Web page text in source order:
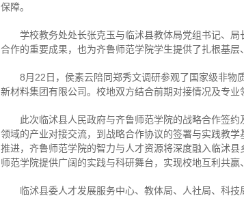
保障。
学校教务处处长张克玉与临沭县教体局党组书记、
合作的重要成果，也为齐鲁师范学院学生提供了扎根基层
8月22日，侯素云陪同郑秀文调研参观了国家级非物
新材料集团有限公司。校地双方结合前期对接情况及专
此次临沭县人民政府与齐鲁师范学院的战略合作签
领域的产业对接交流，到战略合作协议的签署与实践教学
推进，齐鲁师范学院的智力与人才资源将深度融入临沭
师范学院提供广阔的实践与科研舞台，实现校地互利共赢
临沭县委人才发展服务中心、教体局、人社局、科